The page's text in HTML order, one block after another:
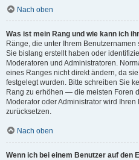
Nach oben
Was ist mein Rang und wie kann ich
Ränge, die unter Ihrem
Sie bislang erstellt haben oder
Moderatoren und Administratoren.
eines Ranges nicht direkt ändern, da
festgelegt wurden. Bitte schreiben Sie
Rang zu erhöhen — die meisten Foren
Moderator oder Administrator wird
zurücksetzen.
Nach oben
Wenn ich bei einem Benutzer auf den